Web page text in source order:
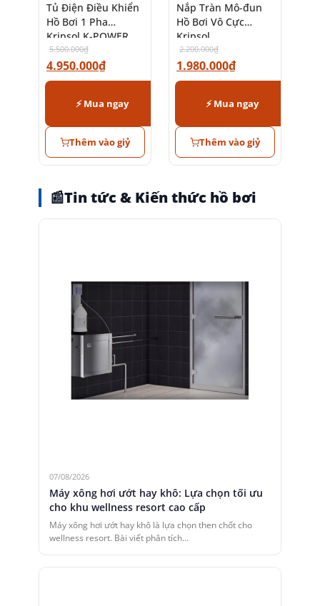
Tủ Điện Điều Khiển
Hồ Bơi 1 Pha
Kripsol K-POWER
5.500.000₫
4.950.000₫
⚡ Mua ngay
Thêm vào giỷ
Nắp Tràn Mô-đun
Hồ Bơi Vô Cực
Kripsol
2.200.000₫
1.980.000₫
⚡ Mua ngay
Thêm vào giỷ
📰Tin tức & Kiến thức hồ bơi
07/08/2026
Máy xông hơi ướt hay khô: Lựa chọn tối ưu
cho khu wellness resort cao cấp
Máy xông hơi ướt hay khô là lựa chọn then chốt cho
wellness resort. Bài viết phân tích…